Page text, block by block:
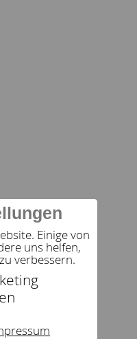
Einige von
uns helfen,
verbessern.